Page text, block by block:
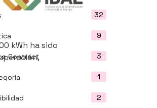
32
9
Contract 3
1
2
kWh ha sido